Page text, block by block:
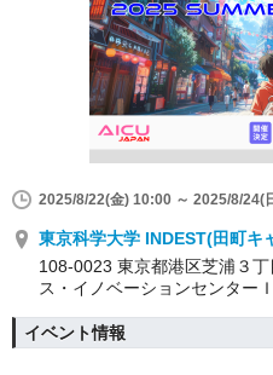
2025/8/22(金) 10:00 ～ 2025/8/24(
東京科学大学 INDEST(田町キ
108-0023 東京都港区芝浦３
ス・イノベーションセンター
イベント情報